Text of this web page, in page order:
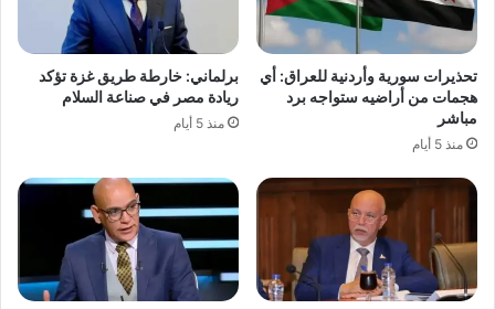
تحذيرات سورية وأردنية للعراق: أي
هجمات من أراضيه ستواجه برد
مباشر
منذ 5 أيام
برلماني: خارطة طريق غزة تؤكد
ريادة مصر في صناعة السلام
منذ 5 أيام